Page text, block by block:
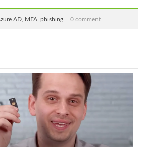
AD, MFA, phishing 0 comment